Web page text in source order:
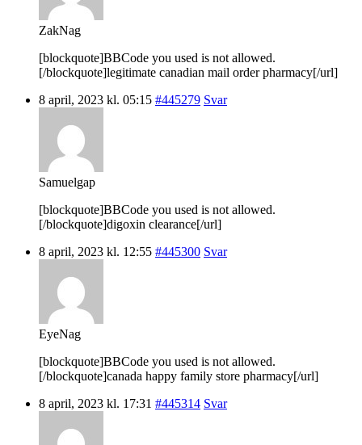
ZakNag
[blockquote]BBCode you used is not allowed.
[/blockquote]legitimate canadian mail order pharmacy[/url]
8 april, 2023 kl. 05:15 #445279 Svar
Samuelgap
[blockquote]BBCode you used is not allowed.
[/blockquote]digoxin clearance[/url]
8 april, 2023 kl. 12:55 #445300 Svar
EyeNag
[blockquote]BBCode you used is not allowed.
[/blockquote]canada happy family store pharmacy[/url]
8 april, 2023 kl. 17:31 #445314 Svar